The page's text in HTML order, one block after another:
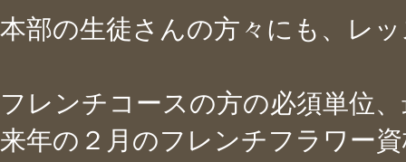
本部の生徒さんの方々にも、レ
フレンチコースの方の必須単位
来年の２月のフレンチフラワー